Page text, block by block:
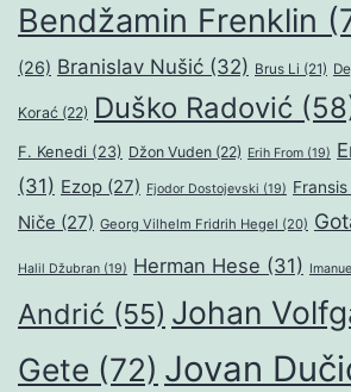
Bendžamin Frenklin
(26) Branislav Nušić (32) Brus Li (21)
Korać (22) Duško Radović
F. Kenedi (23) Džon Vuden (22) Erih From (19)
(31) Ezop (27) Fjodor Dostojevski (19)
Niče (27) Georg Vilhelm Fridrih Hegel (20)
Halil Džubran (19) Herman Hese (31)
Andrić (55) Johan
Gete (72) Jovan